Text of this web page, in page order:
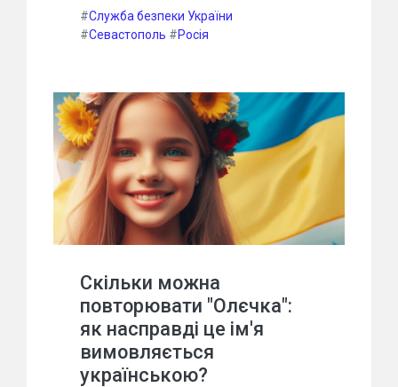
#Служба безпеки України
#Севастополь #Росія
Скільки можна
повторювати "Олєчка":
як насправді це ім'я
вимовляється
українською?